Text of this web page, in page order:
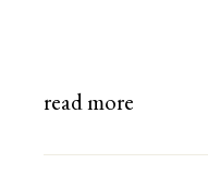
read more